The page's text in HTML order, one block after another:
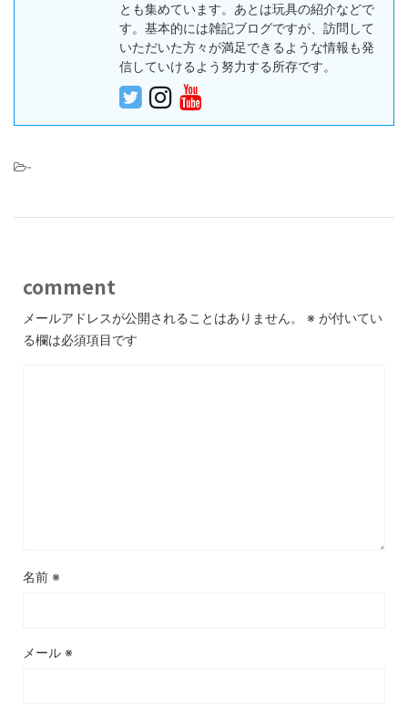
とも集めています。あとは玩具の紹介などで
す。基本的には雑記ブログですが、訪問して
いただいた方々が満足できるような情報も発
信していけるよう努力する所存です。
-
comment
メールアドレスが公開されることはありません。 ※ が付いてい
る欄は必須項目です
名前 ※
メール ※